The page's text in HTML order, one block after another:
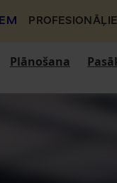
Plānošana